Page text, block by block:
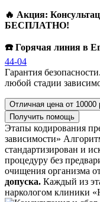
🔥 Акция:
БЕСПЛАТНО!
☎️ Горячая линия в
44-04
Гарантия
любой стадии
Отличная цена от 10000
Получить помощь
Этапы кодирования
зависимости»
стандартизирован и
процедуру без
очищения организма
допуска. Каждый из
наркологом клиники